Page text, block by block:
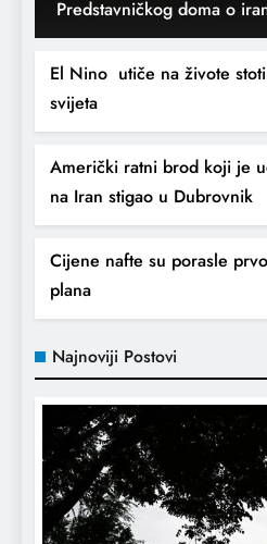
Predstavničkog doma o
ovlastima
El Nino utiče na živote
svijeta
Američki ratni brod koji je
na Iran stigao u Dubrovnik
Cijene nafte su porasle
plana
političku korist
Amerikanci vratili
brod iz Hormuškog
Najnoviji Postovi